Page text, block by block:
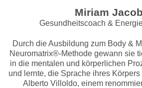
Miriam
Gesundheitscoach &
Durch die Ausbildung zum Body &
Neuromatrix®-Methode gewann sie
in die mentalen und körperlichen
und lernte, die Sprache ihres
Alberto Villoldo, einem